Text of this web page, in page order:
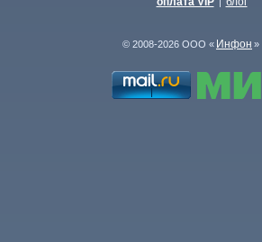
© 2008-2026 ООО « Инфон »